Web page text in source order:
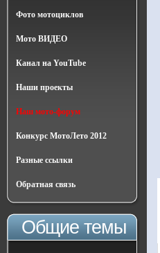
Фото мотоциклов
Мото ВИДЕО
Канал на YouTube
Наши проекты
Наш мото-форум
Конкурс МотоЛето 2012
Разные ссылки
Обратная связь
Общие темы